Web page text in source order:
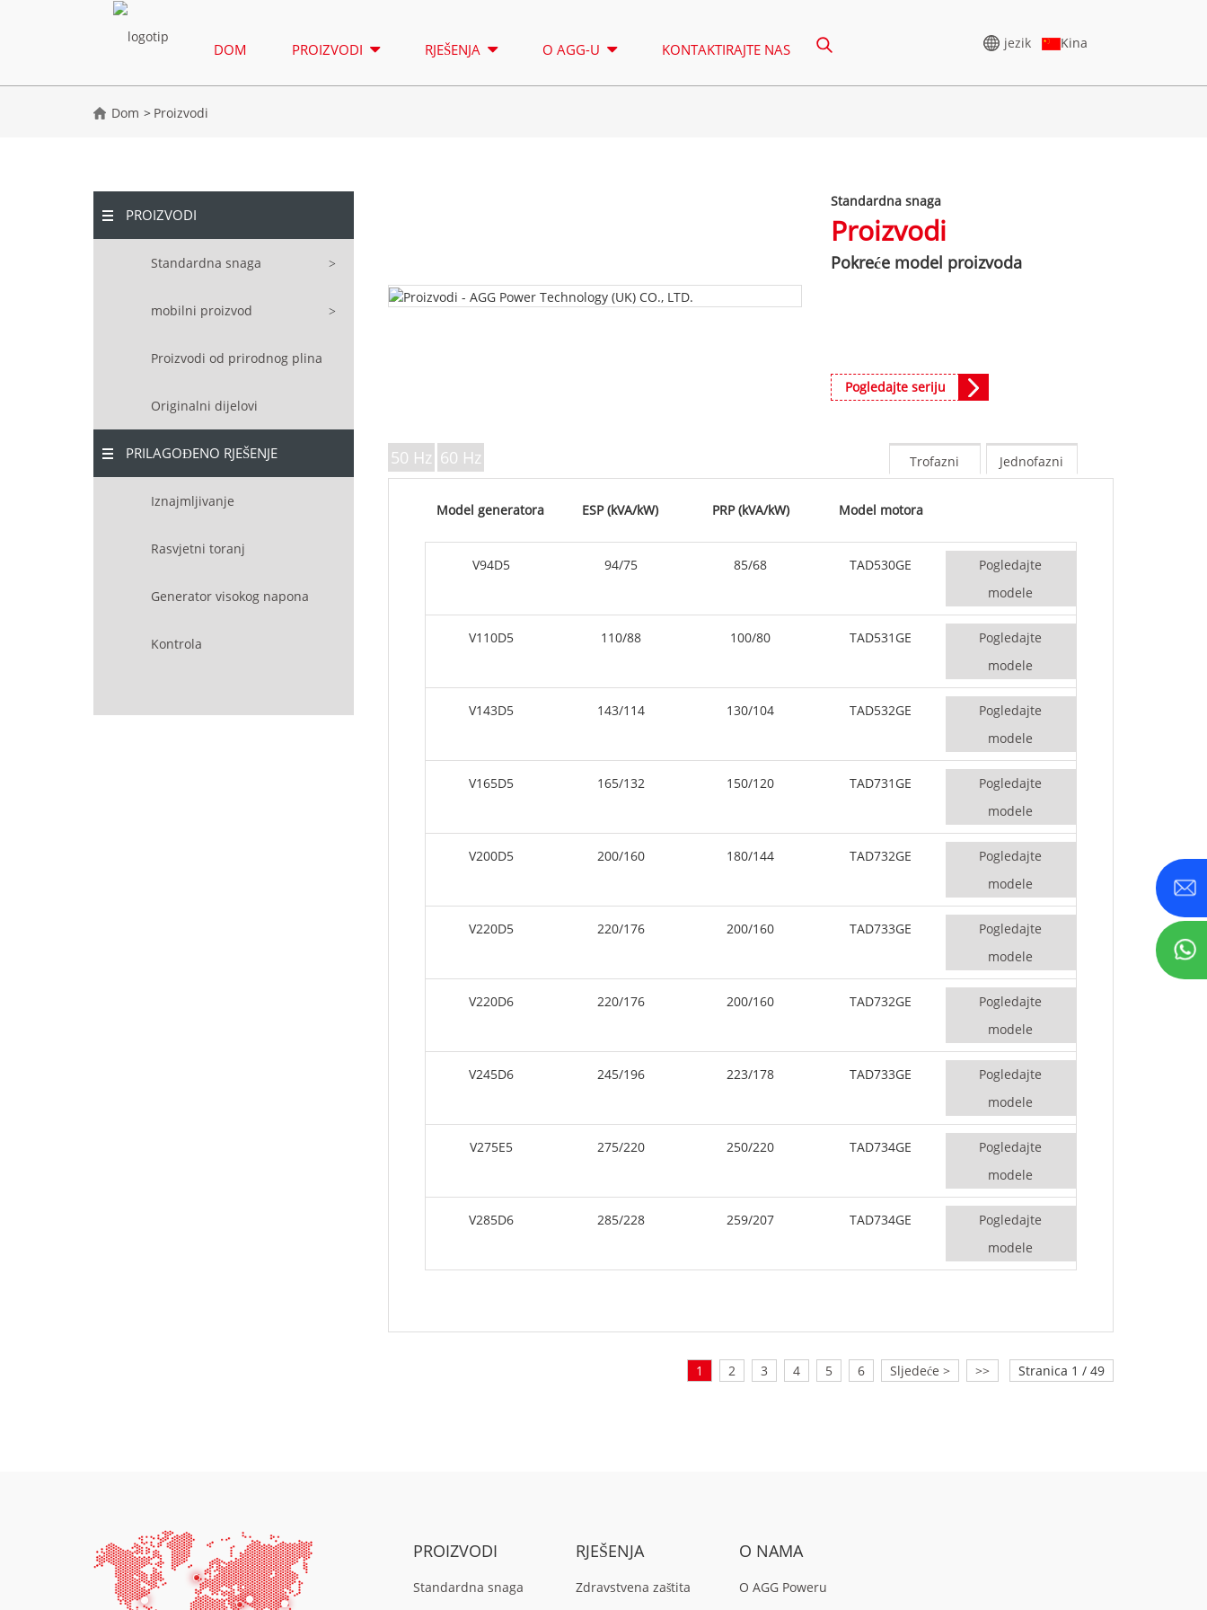
DOM PROIZVODI
SERIJA A 165-388KVA
CU SERIJA 275-850 KVA
H SERIJA 165-935 KVA
CU SERIJA 825-3438 KVA
P SERIJA 825-1880 KVA
NAPONA
RJEŠENJA O AGG-U KONTAKTIRAJTE NAS jezik Kina
Dom Proizvodi
PROIZVODI
Standardna snaga
DE serija 22-250 kVA
K Serija 7-49 kVA
V serija 94-285 kVA
S serija 275-880kVA
V serija 350-800 kVA
D serija 165-935 kVA
P serija 825-1880 kVA
MS serija 715-2500 kVA
mobilni proizvod
Proizvodi od prirodnog plina
Originalni dijelovi
PRILAGOĐENO RJEŠENJE
Iznajmljivanje
Rasvjetni toranj
Generator visokog napona
Kontrola
Standardna snaga
Proizvodi
Pokreće model proizvoda
Pogledajte seriju
50 Hz 60 Hz Jednofazni
Trofazni
Model generatora ESP (kVA/kW) PRP (kVA/kW) Model motora
V94D5 94/75 85/68 TAD530GE
Pogledajte
modele
V110D5 110/88 100/80 TAD531GE
Pogledajte
modele
V143D5 143/114 130/104 TAD532GE
Pogledajte
modele
V165D5 165/132 150/120 TAD731GE
Pogledajte
modele
V200D5 200/160 180/144 TAD732GE
Pogledajte
modele
V220D5 220/176 200/160 TAD733GE
Pogledajte
modele
V220D6 220/176 200/160 TAD732GE
Pogledajte
modele
V245D6 245/196 223/178 TAD733GE
Pogledajte
modele
V275E5 275/220 250/220 TAD734GE
Pogledajte
modele
V285D6 285/228 259/207 TAD734GE
Pogledajte
modele
1 2 3 4 5 6 Sljedeće > >> Stranica 1 / 49
PROIZVODI
Standardna snaga
RJEŠENJA
Zdravstvena zaštita
O NAMA
O AGG Poweru